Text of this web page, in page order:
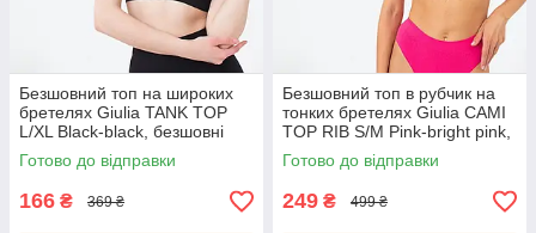
Безшовний топ на широких
бретелях Giulia TANK TOP
L/XL Black-black, безшовні
кроп топи Джулія, мікрофібра
Готово до відправки
166 ₴ 369 ₴
Безшовний топ в рубчик на
тонких бретелях Giulia CAMI
TOP RIB S/M Pink-bright pink,
жіночий топ з мікрофібри
Готово до відправки
249 ₴ 499 ₴